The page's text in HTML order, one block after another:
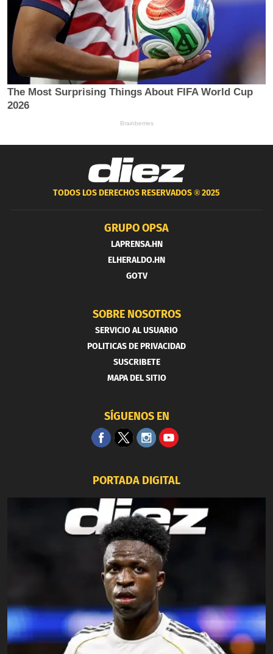
TODOS LOS DERECHOS RESERVADOS ®2025
GRUPO OPSA
LAPRENSA.HN
ELHERALDO.HN
GOTV
SOBRE NOSOTROS
SERVICIO AL USUARIO
POLITICAS DE PRIVACIDAD
SUSCRIBETE
MAPA DEL SITIO
SÍGUENOS EN
PORTADA DIGITAL